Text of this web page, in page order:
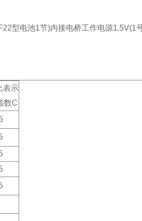
型电池1节)内接电桥工作电源1.5V(1
表示
数C